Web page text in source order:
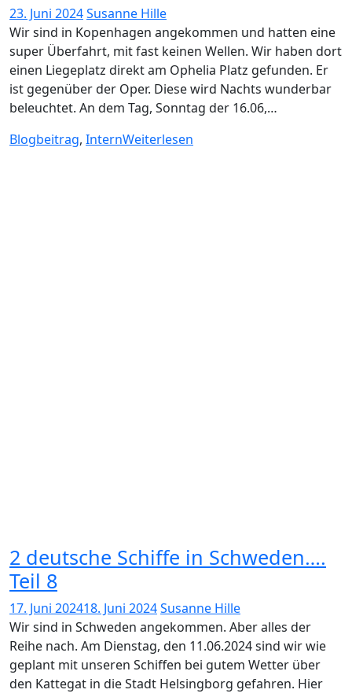
23. Juni 2024Susanne Hille
Wir sind in Kopenhagen angekommen und hatten eine
super Überfahrt, mit fast keinen Wellen. Wir haben dort
einen Liegeplatz direkt am Ophelia Platz gefunden. Er
ist gegenüber der Oper. Diese wird Nachts wunderbar
beleuchtet. An dem Tag, Sonntag der 16.06,…
Blogbeitrag, InternWeiterlesen
2 deutsche Schiffe in Schweden….
Teil 8
17. Juni 202418. Juni 2024Susanne Hille
Wir sind in Schweden angekommen. Aber alles der
Reihe nach. Am Dienstag, den 11.06.2024 sind wir wie
geplant mit unseren Schiffen bei gutem Wetter über
den Kattegat in die Stadt Helsingborg gefahren. Hier